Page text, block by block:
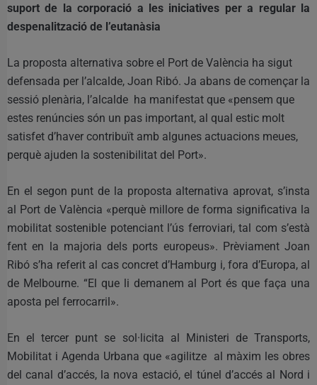
suport de la corporació a les iniciatives per a regular la
despenalització de l’eutanàsia
La proposta alternativa sobre el Port de València ha sigut
defensada per l’alcalde, Joan Ribó. Ja abans de començar la
sessió plenària, l’alcalde ha manifestat que «pensem que
estes renúncies són un pas important, al qual estic molt
satisfet d’haver contribuït amb algunes actuacions meues,
perquè ajuden la sostenibilitat del Port».
En el segon punt de la proposta alternativa aprovat, s’insta
al Port de València «perquè millore de forma significativa la
mobilitat sostenible potenciant l’ús ferroviari, tal com s’està
fent en la majoria dels ports europeus». Prèviament Joan
Ribó s’ha referit al cas concret d’Hamburg i, fora d’Europa, al
de Melbourne. “El que li demanem al Port és que faça una
aposta pel ferrocarril».
En el tercer punt se sol·licita al Ministeri de Transports,
Mobilitat i Agenda Urbana que «agilitze al màxim les obres
del canal d’accés, la nova estació, el túnel d’accés al Nord i